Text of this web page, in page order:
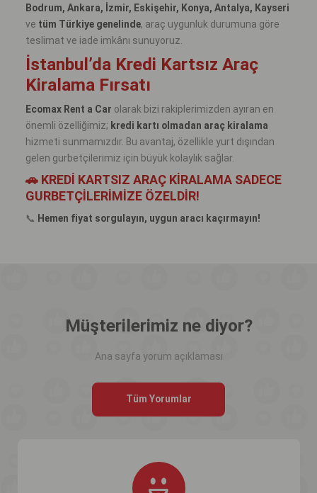
Bodrum, Ankara, İzmir, Eskişehir, Konya, Antalya, Kayseri
ve tüm Türkiye genelinde, araç uygunluk durumuna göre
teslimat ve iade imkânı sunuyoruz.
İstanbul’da Kredi Kartsız Araç
Kiralama Fırsatı
Ecomax Rent a Car olarak bizi rakiplerimizden ayıran en
önemli özelliğimiz; kredi kartı olmadan araç kiralama
hizmeti sunmamızdır. Bu avantaj, özellikle yurt dışından
gelen gurbetçilerimiz için büyük kolaylık sağlar.
🚗 KREDİ KARTSIZ ARAÇ KİRALAMA SADECE
GURBETÇİLERİMİZE ÖZELDİR!
📞 Hemen fiyat sorgulayın, uygun aracı kaçırmayın!
Müşterilerimiz ne diyor?
Ana sayfa yorum açıklaması
Tüm Yorumlar